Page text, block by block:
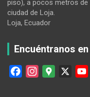
piso), a pocos metros de
ciudad de Loja.
Loja, Ecuador
Encuéntranos en